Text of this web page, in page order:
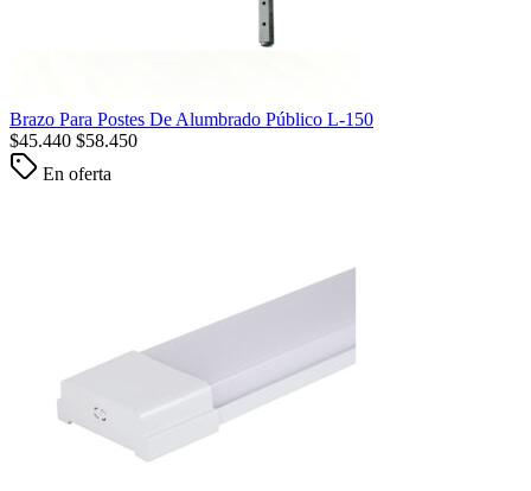
Brazo Para Postes De Alumbrado Público L-150
$45.440 $58.450
En oferta